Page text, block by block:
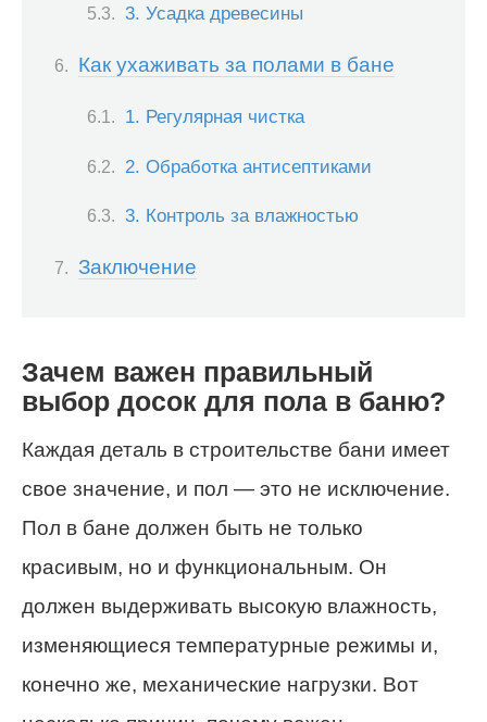
3. Усадка древесины
Как ухаживать за полами в бане
1. Регулярная чистка
2. Обработка антисептиками
3. Контроль за влажностью
Заключение
Зачем важен правильный
выбор досок для пола в баню?
Каждая деталь в строительстве бани имеет
свое значение, и пол — это не исключение.
Пол в бане должен быть не только
красивым, но и функциональным. Он
должен выдерживать высокую влажность,
изменяющиеся температурные режимы и,
конечно же, механические нагрузки. Вот